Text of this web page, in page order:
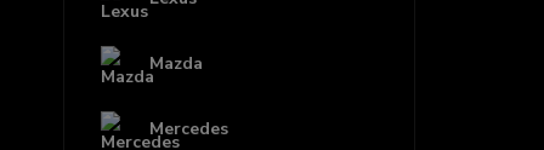
Mazda
Mercedes